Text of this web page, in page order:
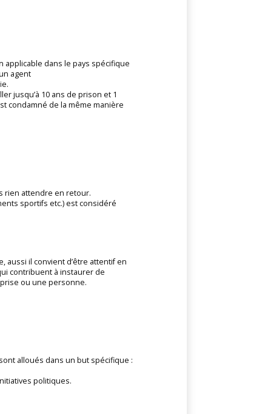
applicable dans le pays spécifique
agent
jusqu’à 10 ans de prison et 1
condamné de la même manière
rien attendre en retour.
sportifs etc.) est considéré
aussi il convient d’être attentif en
contribuent à instaurer de
ou une personne.
alloués dans un but spécifique :
politiques.